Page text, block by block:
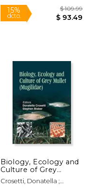
50%
dcto. $
Biology, Ecology and
Culture of Grey
Mullets (Mugilidae)
(en Inglés)
Crosetti, Donatella ;